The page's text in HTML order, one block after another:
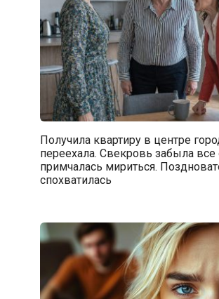
Получила квартиру в центре
переехала. Свекровь забыла
примчалась мириться.
спохватилась